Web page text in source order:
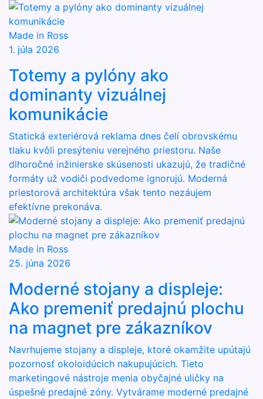
Made in Ross
1. júla 2026
Totemy a pylóny ako
dominanty vizuálnej
komunikácie
Statická exteriérová reklama dnes čelí obrovskému
tlaku kvôli presýteniu verejného priestoru. Naše
dlhoročné inžinierske skúsenosti ukazujú, že tradičné
formáty už vodiči podvedome ignorujú. Moderná
priestorová architektúra však tento nezáujem
efektívne prekonáva.
Made in Ross
25. júna 2026
Moderné stojany a displeje:
Ako premeniť predajnú plochu
na magnet pre zákazníkov
Navrhujeme stojany a displeje, ktoré okamžite upútajú
pozornosť okoloidúcich nakupujúcich. Tieto
marketingové nástroje menia obyčajné uličky na
úspešné predajné zóny. Vytvárame moderné predajné